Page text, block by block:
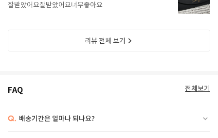
잘받았어요잘받았어요너무좋아요
리뷰 전체 보기
FAQ 전체보기
Q. 배송기간은 얼마나 되나요?